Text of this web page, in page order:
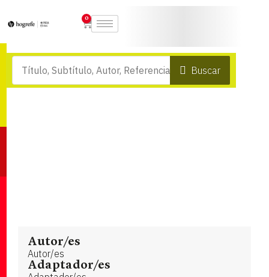
0
Buscar
Autor/es
Autor/es
Adaptador/es